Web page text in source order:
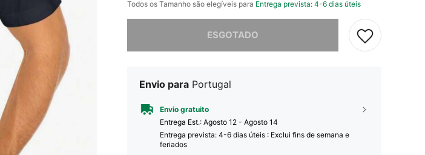
Todos os Tamanho são elegíveis para Entrega prevista: 4-6 dias úteis
ESGOTADO
Envio para Portugal
Envio gratuito
Entrega Est.: Agosto 12 - Agosto 14
Entrega prevista: 4-6 dias úteis : Exclui fins de semana e
feriados